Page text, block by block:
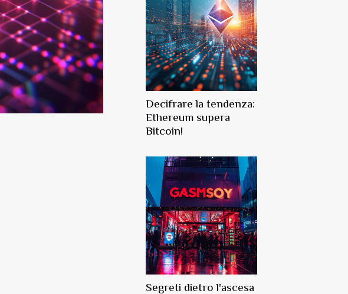
Decifrare la tendenza:
Ethereum supera
Bitcoin!
Segreti dietro l'ascesa